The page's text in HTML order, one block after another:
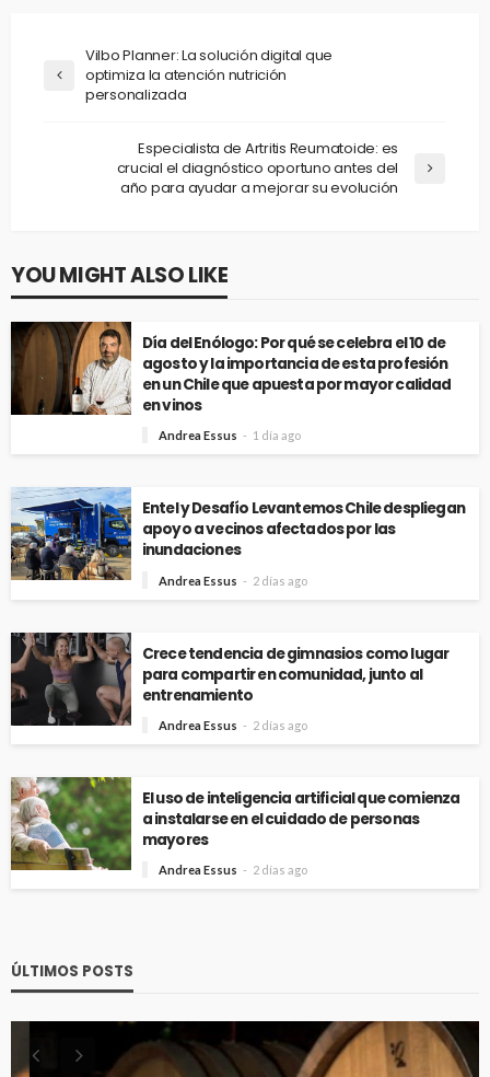
Vilbo Planner: La solución digital que
optimiza la atención nutrición
personalizada
Especialista de Artritis Reumatoide: es
crucial el diagnóstico oportuno antes del
año para ayudar a mejorar su evolución
YOU MIGHT ALSO LIKE
Día del Enólogo: Por qué se celebra el 10 de
agosto y la importancia de esta profesión
en un Chile que apuesta por mayor calidad
en vinos
Andrea Essus 1 día ago
Entel y Desafío Levantemos Chile despliegan
apoyo a vecinos afectados por las
inundaciones
Andrea Essus 2 días ago
Crece tendencia de gimnasios como lugar
para compartir en comunidad, junto al
entrenamiento
Andrea Essus 2 días ago
El uso de inteligencia artificial que comienza
a instalarse en el cuidado de personas
mayores
Andrea Essus 2 días ago
ÚLTIMOS POSTS